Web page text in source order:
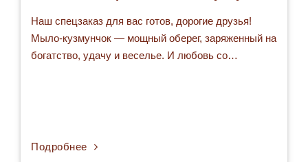
Наш спецзаказ для вас готов, дорогие друзья!
Мыло-кузмунчок — мощный оберег, заряженный на
богатство, удачу и веселье. И любовь со…
Подробнее